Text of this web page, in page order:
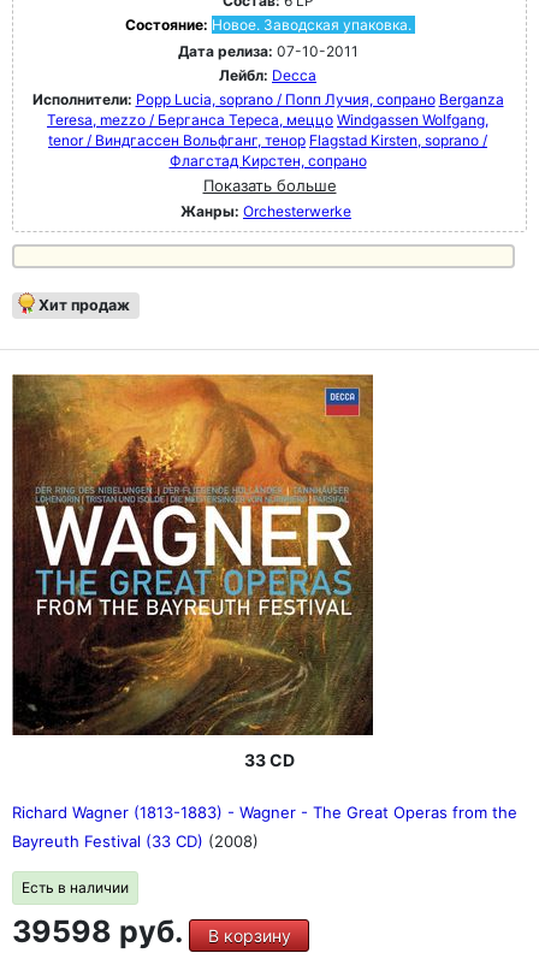
Состояние: Новое. Заводская упаковка.
Дата релиза: 07-10-2011
Лейбл: Decca
Исполнители: Popp Lucia, soprano / Попп Лучия, сопрано Berganza
Teresa, mezzo / Берганса Тереса, меццо Windgassen Wolfgang,
tenor / Виндгассен Вольфганг, тенор Flagstad Kirsten, soprano /
Флагстад Кирстен, сопрано
Показать больше
Жанры: Orchesterwerke
Хит продаж
33 CD
Richard Wagner (1813-1883) - Wagner - The Great Operas from the
Bayreuth Festival (33 CD) (2008)
Есть в наличии
39598 руб. В корзину